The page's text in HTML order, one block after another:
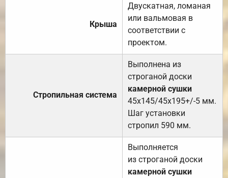
Крыша
Двускатная, ломаная
или вальмовая в
соответствии с
проектом.
Стропильная система
Выполнена из
строганой доски
камерной сушки
45х145/45х195+/-5 мм.
Шаг установки
стропил 590 мм.
Выполняется
из строганой доски
камерной сушки